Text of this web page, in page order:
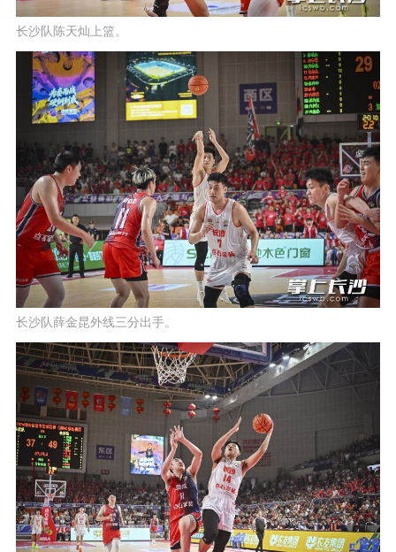
长沙队陈天灿上篮。
长沙队薛金昆外线三分出手。